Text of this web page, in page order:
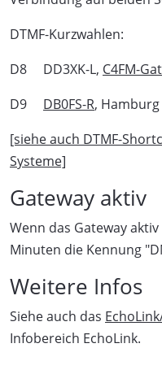
DTMF-Kurzwahlen:
D8 DD3XK-L, C4FM-
D9 DB0FS-R, Hamburg
[siehe auch DTMF-
Systeme]
Gateway aktiv
Wenn das Gateway
Minuten die Kennung
Weitere Infos
Siehe auch das
Infobereich EchoLink.